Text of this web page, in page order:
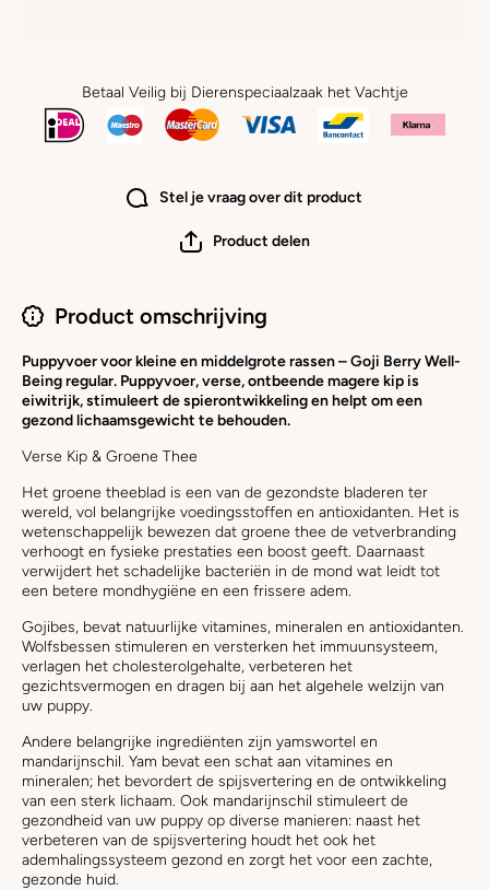
Betaal Veilig bij Dierenspeciaalzaak het Vachtje
Stel je vraag over dit product
Product delen
Product omschrijving
Puppyvoer voor kleine en middelgrote rassen – Goji Berry Well-
Being regular. Puppyvoer, verse, ontbeende magere kip is
eiwitrijk, stimuleert de spierontwikkeling en helpt om een
gezond lichaamsgewicht te behouden.
Verse Kip & Groene Thee
Het groene theeblad is een van de gezondste bladeren ter
wereld, vol belangrijke voedingsstoffen en antioxidanten. Het is
wetenschappelijk bewezen dat groene thee de vetverbranding
verhoogt en fysieke prestaties een boost geeft. Daarnaast
verwijdert het schadelijke bacteriën in de mond wat leidt tot
een betere mondhygiëne en een frissere adem.
Gojibes, bevat natuurlijke vitamines, mineralen en antioxidanten.
Wolfsbessen stimuleren en versterken het immuunsysteem,
verlagen het cholesterolgehalte, verbeteren het
gezichtsvermogen en dragen bij aan het algehele welzijn van
uw puppy.
Andere belangrijke ingrediënten zijn yamswortel en
mandarijnschil. Yam bevat een schat aan vitamines en
mineralen; het bevordert de spijsvertering en de ontwikkeling
van een sterk lichaam. Ook mandarijnschil stimuleert de
gezondheid van uw puppy op diverse manieren: naast het
verbeteren van de spijsvertering houdt het ook het
ademhalingssysteem gezond en zorgt het voor een zachte,
gezonde huid.